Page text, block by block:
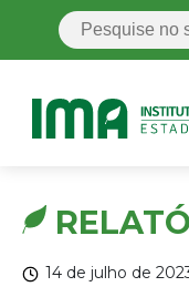
14 de julho de